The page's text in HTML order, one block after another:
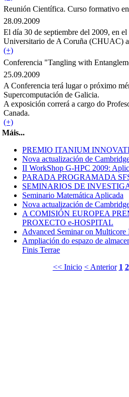
Reunión Científica. Curso formativo
28.09.2009
El día 30 de septiembre del 2009, en
Universitario de A Coruña (CHUAC)
(+)
Conferencia "Tangling with
25.09.2009
A Conferencia terá lugar o próximo
Supercomputación de Galicia.
A exposición correrá a cargo do
Canada.
(+)
Máis...
PREMIO ITANIUM
Nova actualización de
II WorkShop G-HPC 2009:
PARADA PROGRAMADA
SEMINARIOS DE
Seminario Matemática Aplicada
Nova actualización de
A COMISIÓN EUROPEA
PROXECTO e-HOSPITAL
Advanced Seminar on Multicore
Ampliación do espazo de
Finis Terrae
<< Inicio < Anterior 1 2